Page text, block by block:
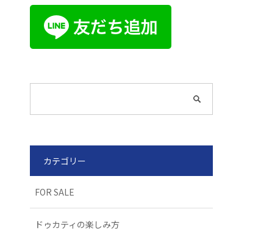
カテゴリー
FOR SALE
ドゥカティの楽しみ方